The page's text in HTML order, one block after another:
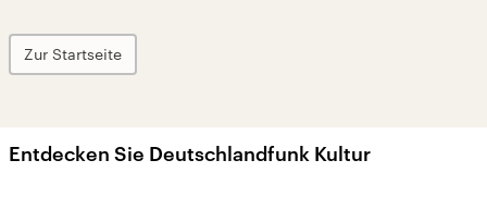
Zur Startseite
Entdecken Sie Deutschlandfunk Kultur